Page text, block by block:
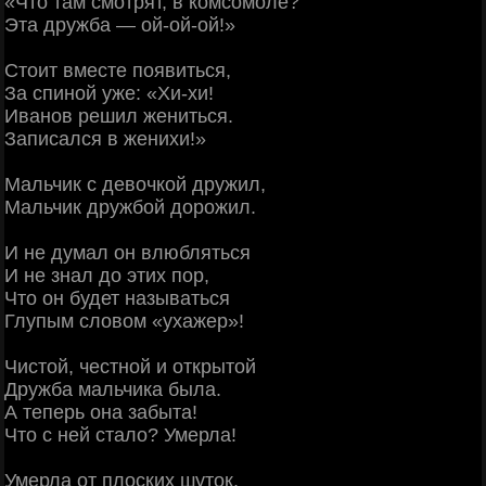
Эта дружба — ой-ой-ой!»
Стоит вместе появиться,
За спиной уже: «Хи-хи!
Иванов решил жениться.
Записался в женихи!»
Мальчик с девочкой дружил,
Мальчик дружбой дорожил.
И не думал он влюбляться
И не знал до этих пор,
Что он будет называться
Глупым словом «ухажер»!
Чистой, честной и открытой
Дружба мальчика была.
А теперь она забыта!
Что с ней стало? Умерла!
Умерла от плоских шуток,